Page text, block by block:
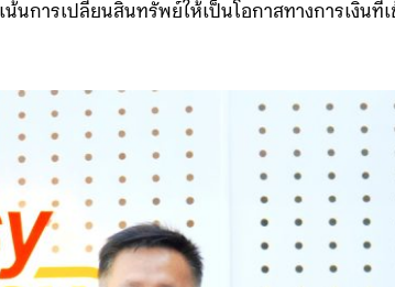
อีซี่มันนี่ (Easy Money) เดินหน้ายกระดับบริการสู่
อัปเกรดแอปพลิเคชัน